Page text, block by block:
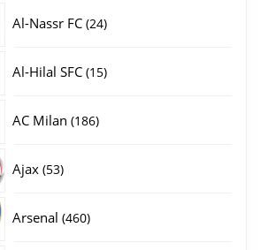
Al-Nassr FC 2424
Al-Hilal SFC 1515
AC Milan 186186
Ajax 5353
Arsenal 460460